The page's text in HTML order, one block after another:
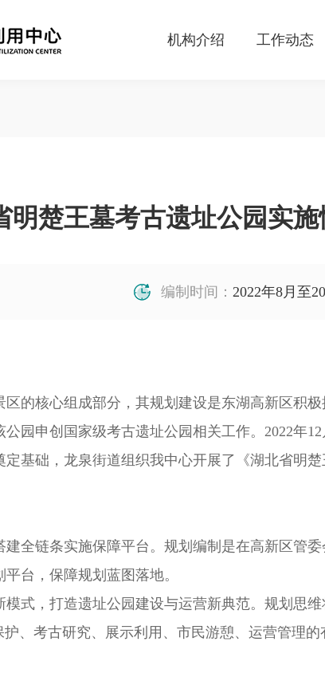
机构介绍 工作动态
明楚王墓考古遗址公园实
编制时间： 2022年8月至
的核心组成部分，其规划建设是东湖高新区积
园申创国家级考古遗址公园相关工作。2022年
基础，龙泉街道组织我中心开展了《湖北省明
全链条实施保障平台。规划编制是在高新区管
台，保障规划蓝图落地。
式，打造遗址公园建设与运营新典范。规划思
、考古研究、展示利用、市民游憩、运营管理